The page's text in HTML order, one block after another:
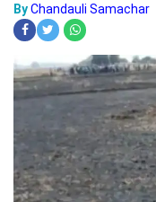
ByChandauli Samachar